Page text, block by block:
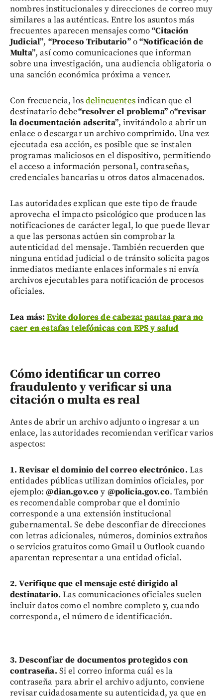
nombres institucionales y direcciones de correo muy
similares a las auténticas. Entre los asuntos más
frecuentes aparecen mensajes como“Citación
Judicial”, “Proceso Tributario”o“Notificación de
Multa”, así como comunicaciones que informan
sobre una investigación, una audiencia obligatoria o
una sanción económica próxima a vencer.
Con frecuencia, losdelincuentesindican que el
destinatario debe“resolver el problema”o“revisar
la documentación adscrita”, invitándolo a abrir un
enlace o descargar un archivo comprimido. Una vez
ejecutada esa acción, es posible que se instalen
programas maliciosos en el dispositivo, permitiendo
el acceso a información personal, contraseñas,
credenciales bancarias u otros datos almacenados.
Las autoridades explican que este tipo de fraude
aprovecha el impacto psicológico que producen las
notificaciones de carácter legal, lo que puede llevar
a que las personas actúen sin comprobar la
autenticidad del mensaje. También recuerden que
ninguna entidad judicial o de tránsito solicita pagos
inmediatos mediante enlaces informales ni envía
archivos ejecutables para notificación de procesos
oficiales.
Lea más:Evite dolores de cabeza: pautas para no
caer en estafas telefónicas con EPS y salud
Cómo identificar un correo
fraudulento y verificar si una
citación o multa es real
Antes de abrir un archivo adjunto o ingresar a un
enlace, las autoridades recomiendan verificar varios
aspectos:
1. Revisar el dominio del correo electrónico. Las
entidades públicas utilizan dominios oficiales, por
ejemplo:@dian.gov.co y @policia.gov.co. También
es recomendable comprobar que el dominio
corresponde a una extensión institucional
gubernamental. Se debe desconfiar de direcciones
con letras adicionales, números, dominios extraños
o servicios gratuitos como Gmail u Outlook cuando
aparentan representar a una entidad oficial.
2. Verifique que el mensaje esté dirigido al
destinatario. Las comunicaciones oficiales suelen
incluir datos como el nombre completo y, cuando
corresponda, el número de identificación.
3. Desconfiar de documentos protegidos con
contraseña. Si el correo informa cuál es la
contraseña para abrir el archivo adjunto, conviene
revisar cuidadosamente su autenticidad, ya que en